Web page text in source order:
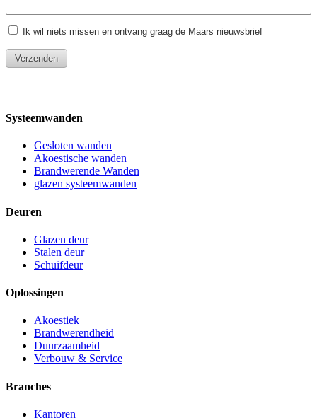
Systeemwanden
Gesloten wanden
Akoestische wanden
Brandwerende Wanden
glazen systeemwanden
Deuren
Glazen deur
Stalen deur
Schuifdeur
Oplossingen
Akoestiek
Brandwerendheid
Duurzaamheid
Verbouw & Service
Branches
Kantoren